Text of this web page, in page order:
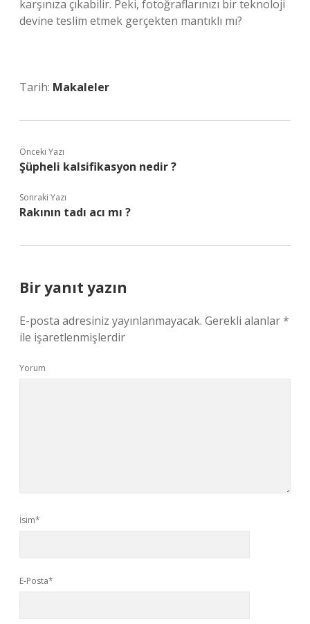
karşınıza çıkabilir. Peki, fotoğraflarınızı bir teknoloji
devine teslim etmek gerçekten mantıklı mı?
Tarih: Makaleler
Önceki Yazı
Şüpheli kalsifikasyon nedir ?
Sonraki Yazı
Rakının tadı acı mı ?
Bir yanıt yazın
E-posta adresiniz yayınlanmayacak. Gerekli alanlar*
ile işaretlenmişlerdir
Yorum
İsim*
E-Posta*